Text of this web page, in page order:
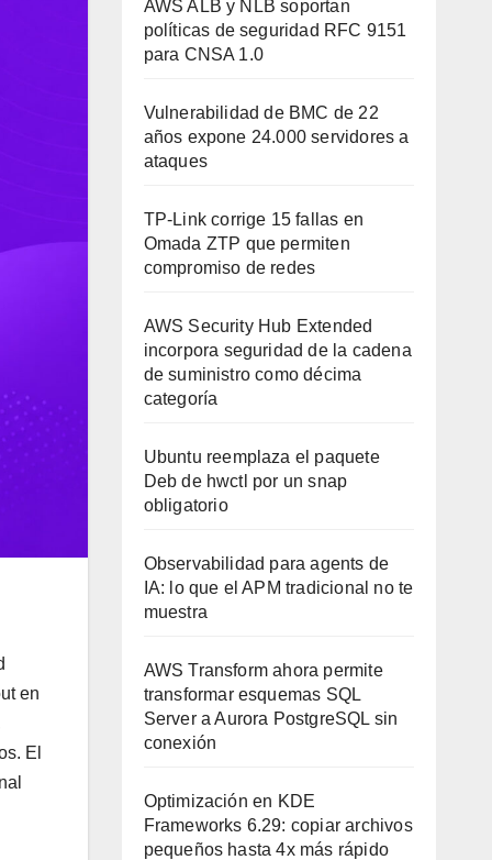
en
El
AWS ALB y NLB soportan
políticas de seguridad RFC 9151
para CNSA 1.0
Vulnerabilidad de BMC de 22
años expone 24.000 servidores a
ataques
TP-Link corrige 15 fallas en
Omada ZTP que permiten
compromiso de redes
AWS Security Hub Extended
incorpora seguridad de la cadena
de suministro como décima
categoría
Ubuntu reemplaza el paquete
Deb de hwctl por un snap
obligatorio
Observabilidad para agents de
IA: lo que el APM tradicional no te
muestra
AWS Transform ahora permite
transformar esquemas SQL
Server a Aurora PostgreSQL sin
conexión
Optimización en KDE
Frameworks 6.29: copiar archivos
pequeños hasta 4x más rápido